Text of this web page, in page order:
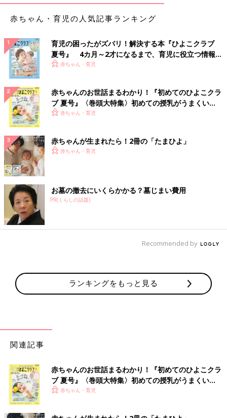
夜にパパが帰宅すると「パパ！ ママのおなかに赤ちゃん来た
よ。僕、お兄ちゃんになるよ！」とうれしそうに報告してくれ、
り、赤ちゃんのお洋服を一緒に選んでくれたりと、楽しみにして
くれているのですが…わが家のキング、今後はどうなることやら
（笑）。
久しぶりの新生児育児に楽しみと不安が入り交じっております
は長男のときの„超ストイック育児“は封印し、少し力を抜いて
„ゆるく楽しく“育児できたらなぁと思っています。
（撮影／たまひよの写真スタジオ
構成／ひよこクラブ編集部）
関連：小脇美里、元ギャルのカリスマプロデューサーが母親失格
かもと悩んだ日々を告白
小脇美里 プロフィール
アパレルプレス＆デザイナーを経て、ファッションエディター
に。2015年に第１子を出産。産後は整理収納アドバイザーやさ
まざまな商品企画のプロデュースなど多岐にわたり活躍。2019
年の経済部門ベストトマザー賞も受賞。
もと悩んだ日々を告
次の話
赤ちゃん・育児の人気記事ランキング
育児の困ったがズバリ！解決する本『ひよこクラブ
夏号』 4カ月～2才になるまで、育児に役立つ情報が
いっぱい！
赤ちゃん・育児
赤ちゃんのお世話まるわかり！『初めてのひよこクラ
ブ 夏号』〈巻頭大特集〉初めての授乳がうまくい
く！ おっぱい・ミルクの基本と夏のトラブル 解決テ
赤ちゃん・育児
赤ちゃんが生まれたら！2冊の「たまひよ」
赤ちゃん・育児
お墓の撤去にいくらかかる？墓じまい費用
PR(くらしの話題)
Recommended by
ランキングをもっと見る
関連記事
赤ちゃんのお世話まるわかり！『初めてのひよこクラ
ブ 夏号』〈巻頭大特集〉初めての授乳がうまくい
く！ おっぱい・ミルクの基本と夏のトラブル 解決テ
赤ちゃん・育児